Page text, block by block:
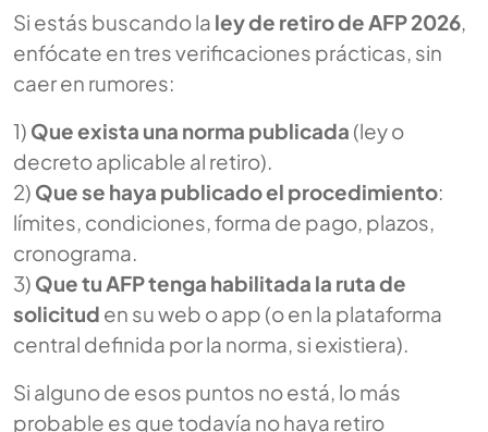
Si estás buscando la ley de retiro de AFP 2026
enfócate en tres verificaciones prácticas, sin
caer en rumores:
1) Que exista una norma publicada (ley o
decreto aplicable al retiro).
2) Que se haya publicado el procedimiento:
límites, condiciones, forma de pago, plazos,
cronograma.
3) Que tu AFP tenga habilitada la ruta de
solicitud en su web o app (o en la plataforma
central definida por la norma, si existiera).
Si alguno de esos puntos no está, lo más
probable es que todavía no haya retiro